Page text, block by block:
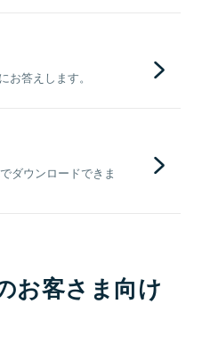
答えします。
ダウンロードできま
お客さま向け